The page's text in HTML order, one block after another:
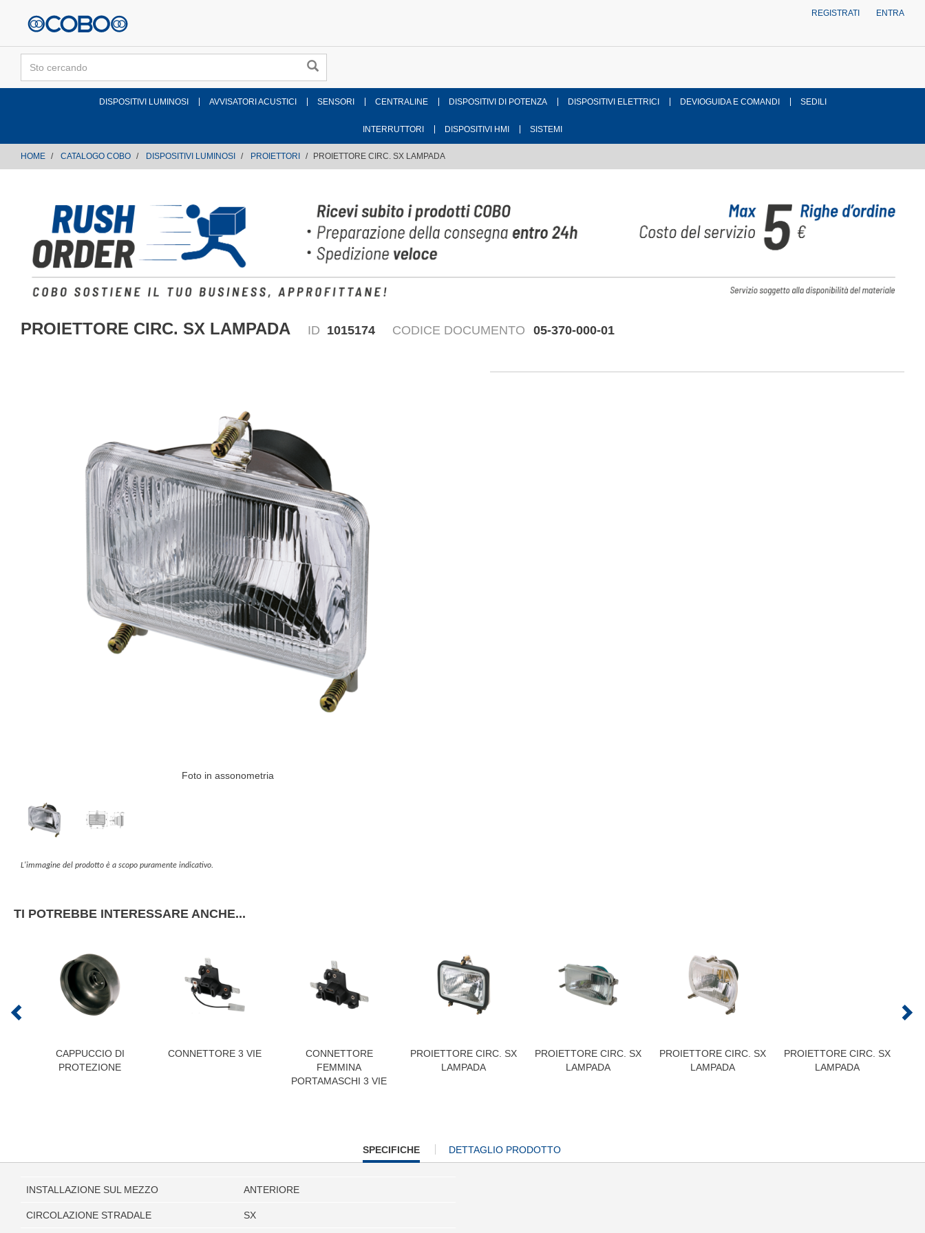
REGISTRATI ENTRA
DISPOSITIVI LUMINOSI AVVISATORI ACUSTICI SENSORI CENTRALINE DISPOSITIVI DI POTENZA DISPOSITIVI ELETTRICI DEVIOGUIDA E COMANDI SEDILI
INTERRUTTORI DISPOSITIVI HMI SISTEMI
HOME CATALOGO COBO DISPOSITIVI LUMINOSI PROIETTORI PROIETTORE CIRC. SX LAMPADA
PROIETTORE CIRC. SX LAMPADA ID 1015174 CODICE DOCUMENTO 05-370-000-01
Foto in assonometria
L'immagine del prodotto è a scopo puramente indicativo.
TI POTREBBE INTERESSARE ANCHE...
CAPPUCCIO DI
PROTEZIONE
CONNETTORE 3 VIE
CONNETTORE
FEMMINA
PORTAMASCHI 3 VIE
PROIETTORE CIRC. SX
LAMPADA
PROIETTORE CIRC. SX
LAMPADA
PROIETTORE CIRC. SX
LAMPADA
PROIETTORE CIRC. SX
LAMPADA
CURRENT
TAB:
SPECIFICHE DETTAGLIO PRODOTTO
INSTALLAZIONE SUL MEZZO ANTERIORE
CIRCOLAZIONE STRADALE SX